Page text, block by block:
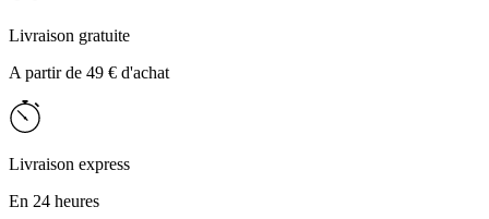
Livraison gratuite
A partir de 49 € d'achat
Livraison express
En 24 heures